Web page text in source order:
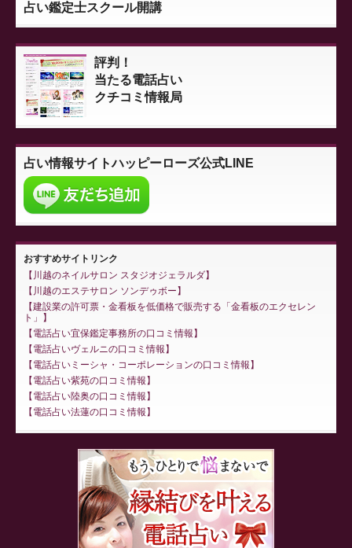
占い鑑定士スクール開講
評判！
当たる電話占い
クチコミ情報局
占い情報サイトハッピーローズ公式LINE
おすすめサイトリンク
川越のネイルサロン スタジオジェラルダ
川越のエステサロン ソンデゥボー
建設業の許可票・金看板を低価格で販売する「金看板のエクセレン
ト」
電話占い宜保鑑定事務所の口コミ情報
電話占いヴェルニの口コミ情報
電話占いミーシャ・コーポレーションの口コミ情報
電話占い紫苑の口コミ情報
電話占い陸奥の口コミ情報
電話占い法蓮の口コミ情報